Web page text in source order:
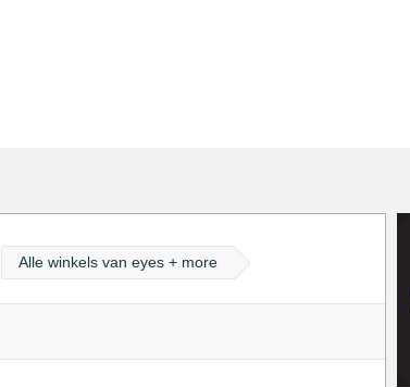
Alle winkels van eyes + more